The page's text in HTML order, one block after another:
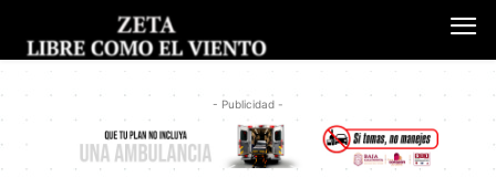
- Publicidad -